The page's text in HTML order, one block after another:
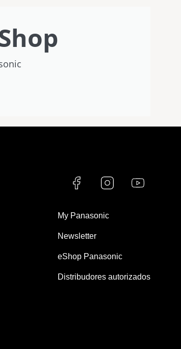
My Panasonic
Newsletter
eShop Panasonic
Distribudores autorizados